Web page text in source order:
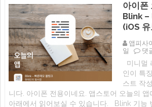
(
패
아이폰
Blink –
(iOS
앱피사
일
아
폰
오
늘
의
앱
–
댓
미니멀
인이 특
스트 작
니다. 아이폰 전용이네요. 앱스토어 오늘의 앱
아래에서 읽어보실 수 있습니다. Blink 기능